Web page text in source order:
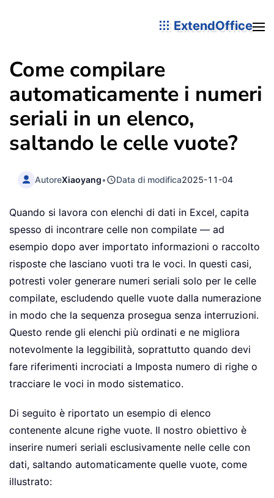
ExtendOffice
Come compilare
automaticamente i numeri
seriali in un elenco,
saltando le celle vuote?
AutoreXiaoyang• Data di modifica2025-11-04
Quando si lavora con elenchi di dati in Excel, capita
spesso di incontrare celle non compilate — ad
esempio dopo aver importato informazioni o raccolto
risposte che lasciano vuoti tra le voci. In questi casi,
potresti voler generare numeri seriali solo per le celle
compilate, escludendo quelle vuote dalla numerazione
in modo che la sequenza prosegua senza interruzioni.
Questo rende gli elenchi più ordinati e ne migliora
notevolmente la leggibilità, soprattutto quando devi
fare riferimenti incrociati a Imposta numero di righe o
tracciare le voci in modo sistematico.
Di seguito è riportato un esempio di elenco
contenente alcune righe vuote. Il nostro obiettivo è
inserire numeri seriali esclusivamente nelle celle con
dati, saltando automaticamente quelle vuote, come
illustrato: